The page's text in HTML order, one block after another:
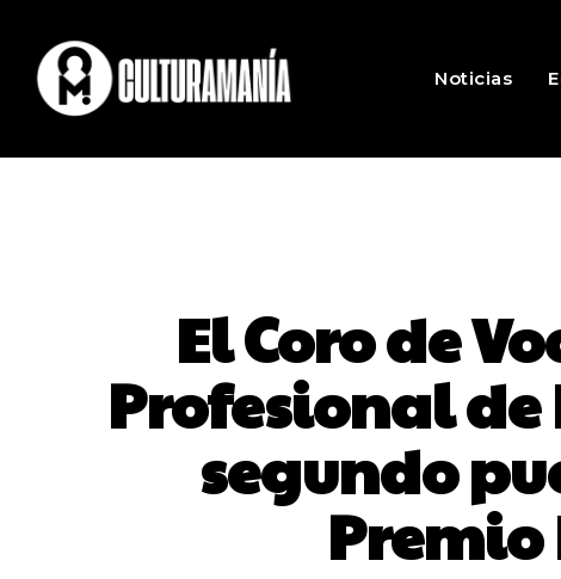
Noticias
El Coro de
Profesional de
segundo
Premio